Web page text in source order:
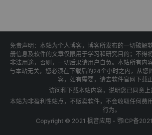
免责声明：本站为个人博客，博客所发布的一切破解
册信息及软件的文章仅限用于学习和研究目的；不得
非法用途，否则，一切后果请用户自负。本站所有内
与本站无关，您必须在下载后的24个小时之内，从您
容，如有需要，请去软件官网下载正
访问和下载本站内容，说明您已同意上
本站为非盈利性站点，不贩卖软件，不会收取任何费
行为。
Copyright © 2021 枫音应用 - 鄂ICP备